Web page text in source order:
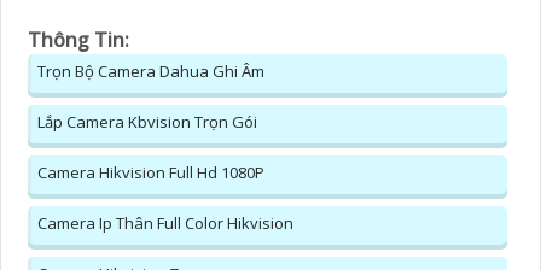
CÔNG TY TNHH TM-DV
AN THÀNH PHÁT